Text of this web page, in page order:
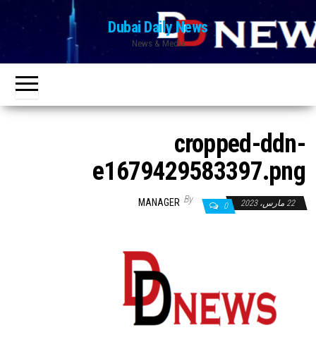
to
the
content
Dubai Daily News
News & Media
cropped-ddn-
e1679429583397.png
22 مارس، 2023 0
By
MANAGER